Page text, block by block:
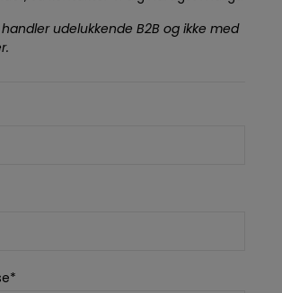
udelukkende B2B og ikke med